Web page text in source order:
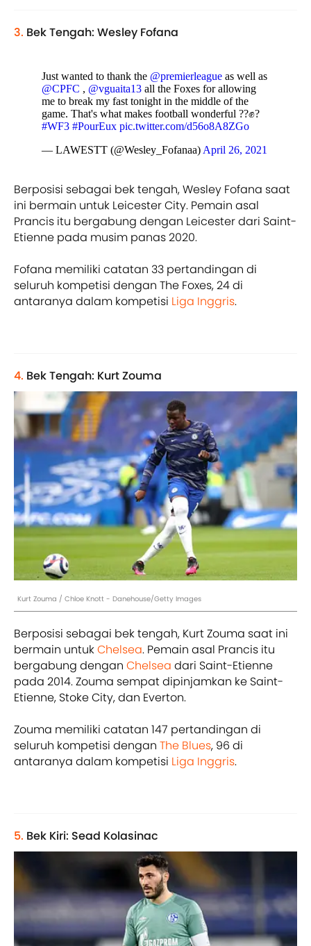
3. Bek Tengah: Wesley Fofana
Just wanted to thank the @premierleague as well as
@CPFC , @vguaita13 all the Foxes for allowing
me to break my fast tonight in the middle of the
game. That's what makes football wonderful ??✊?
#WF3 #PourEux pic.twitter.com/d56o8A8ZGo
— LAWESTT (@Wesley_Fofanaa)April 26, 2021
Berposisi sebagai bek tengah, Wesley Fofana saat
ini bermain untuk Leicester City. Pemain asal
Prancis itu bergabung dengan Leicester dari Saint-
Etienne pada musim panas 2020.
Fofana memiliki catatan 33 pertandingan di
seluruh kompetisi dengan The Foxes, 24 di
antaranya dalam kompetisi Liga Inggris.
4. Bek Tengah: Kurt Zouma
Kurt Zouma / Chloe Knott - Danehouse/Getty Images
Berposisi sebagai bek tengah, Kurt Zouma saat ini
bermain untukChelsea. Pemain asal Prancis itu
bergabung dengan Chelsea dari Saint-Etienne
pada 2014. Zouma sempat dipinjamkan ke Saint-
Etienne, Stoke City, dan Everton.
Zouma memiliki catatan 147 pertandingan di
seluruh kompetisi dengan The Blues, 96 di
antaranya dalam kompetisi Liga Inggris.
5. Bek Kiri: Sead Kolasinac